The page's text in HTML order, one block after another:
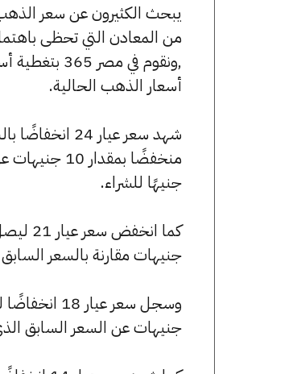
من المعادن التي تحظى
,ونقوم في
أسعار الذهب الحالية.
جنيهًا للشراء.
جنيهات مقارنة بالسعر السابق الذي بلغ 7180 جنيهًا للبيع
جنيهات عن السعر السابق الذي كان 6155 جنيهًا للبيع و6095